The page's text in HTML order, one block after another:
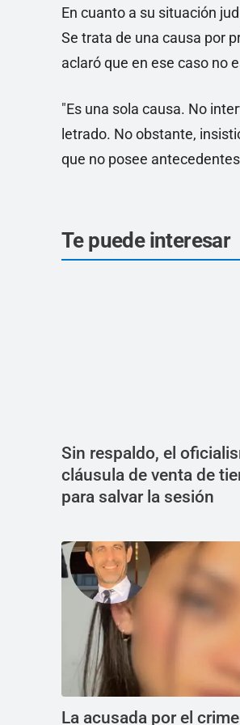
En cuanto a su situación
Se trata de una causa por
aclaró que en ese caso no
"Es una sola causa. No
letrado. No obstante,
que no posee
Te puede interesar
Sin respaldo, el
cláusula de venta de
para salvar la sesión
La acusada por el